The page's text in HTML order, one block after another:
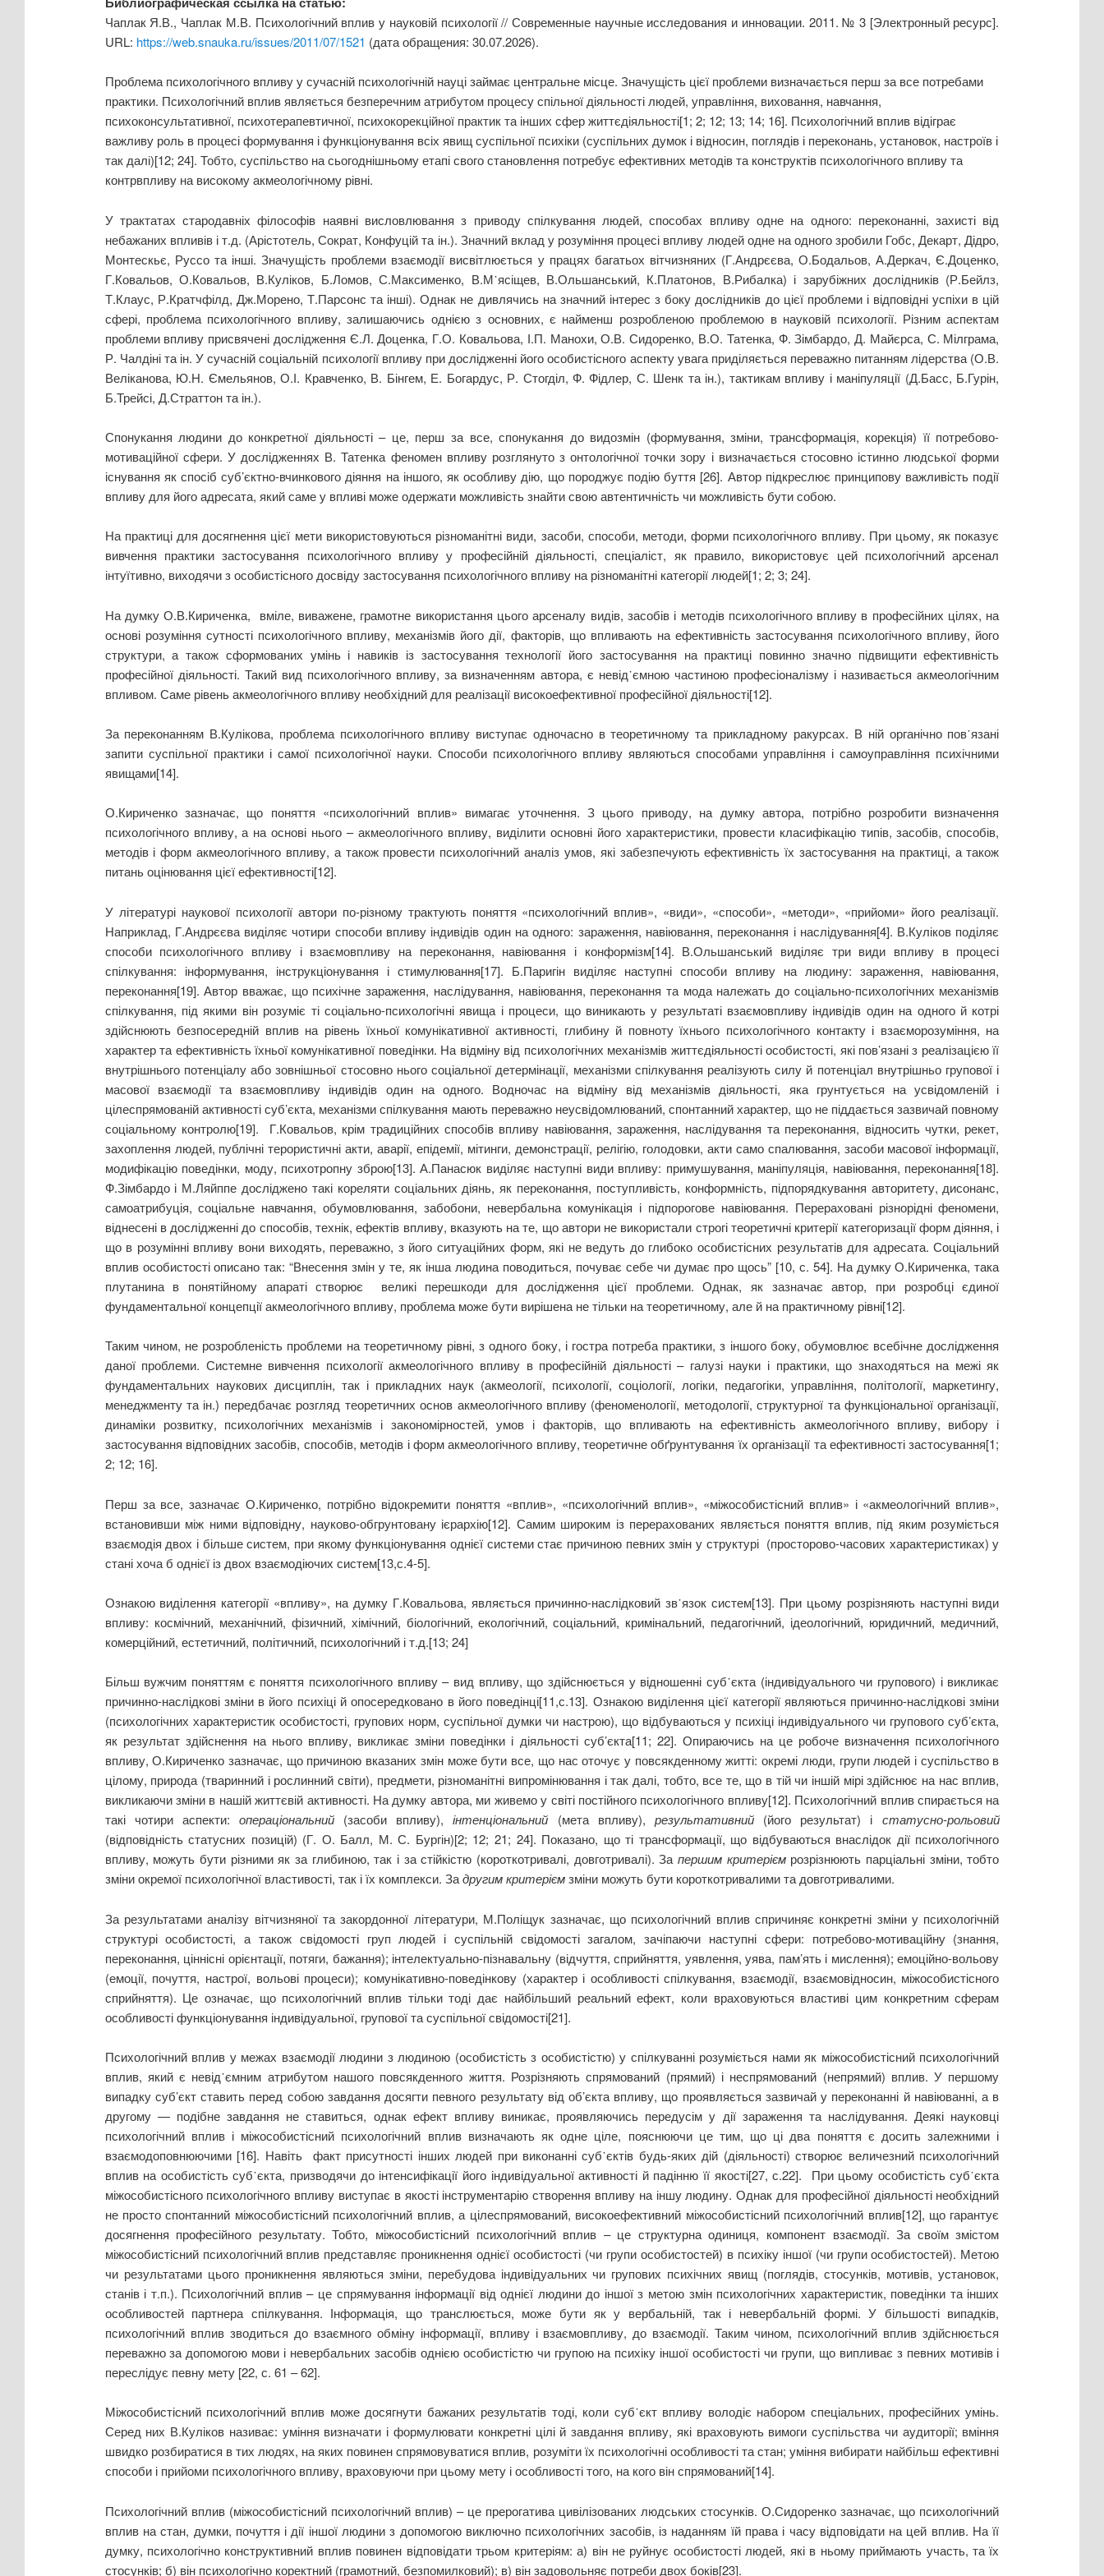
Чаплак Я.В., Чаплак М.В. Психологічний вплив у науковій психології // Современные научные исследования и инновации. 2011. № 3 [Электронный ресурс].
URL: https://web.snauka.ru/issues/2011/07/1521 (дата обращения: 30.07.2026).
Проблема психологічного впливу у сучасній психологічній науці займає центральне місце. Значущість цієї проблеми визначається перш за все потребами
практики. Психологічний вплив являється безперечним атрибутом процесу спільної діяльності людей, управління, виховання, навчання,
психоконсультативної, психотерапевтичної, психокорекційної практик та інших сфер життєдіяльності[1; 2; 12; 13; 14; 16]. Психологічний вплив відіграє
важливу роль в процесі формування і функціонування всіх явищ суспільної психіки (суспільних думок і відносин, поглядів і переконань, установок, настроїв і
так далі)[12; 24]. Тобто, суспільство на сьогоднішньому етапі свого становлення потребує ефективних методів та конструктів психологічного впливу та
контрвпливу на високому акмеологічному рівні.
У трактатах стародавніх філософів наявні висловлювання з приводу спілкування людей, способах впливу одне на одного: переконанні, захисті від
небажаних впливів і т.д. (Арістотель, Сократ, Конфуцій та ін.). Значний вклад у розуміння процесі впливу людей одне на одного зробили Гобс, Декарт, Дідро,
Монтескьє, Руссо та інші. Значущість проблеми взаємодії висвітлюється у працях багатьох вітчизняних (Г.Андрєєва, О.Бодальов, А.Деркач, Є.Доценко,
Г.Ковальов, О.Ковальов, В.Куліков, Б.Ломов, С.Максименко, В.М᾽ясіщев, В.Ольшанський, К.Платонов, В.Рибалка) і зарубіжних дослідників (Р.Бейлз,
Т.Клаус, Р.Кратчфілд, Дж.Морено, Т.Парсонс та інші). Однак не дивлячись на значний інтерес з боку дослідників до цієї проблеми і відповідні успіхи в цій
сфері, проблема психологічного впливу, залишаючись однією з основних, є найменш розробленою проблемою в науковій психології. Різним аспектам
проблеми впливу присвячені дослідження Є.Л. Доценка, Г.О. Ковальова, І.П. Манохи, О.В. Сидоренко, В.О. Татенка, Ф. Зімбардо, Д. Майєрса, С. Мілграма,
Р. Чалдіні та ін. У сучасній соціальній психології впливу при дослідженні його особистісного аспекту увага приділяється переважно питанням лідерства (О.В.
Веліканова, Ю.Н. Ємельянов, О.І. Кравченко, В. Бінгем, Е. Богардус, Р. Стогділ, Ф. Фідлер, С. Шенк та ін.), тактикам впливу і маніпуляції (Д.Басс, Б.Гурін,
Б.Трейсі, Д.Страттон та ін.).
Спонукання людини до конкретної діяльності – це, перш за все, спонукання до видозмін (формування, зміни, трансформація, корекція) її потребово-
мотиваційної сфери. У дослідженнях В. Татенка феномен впливу розглянуто з онтологічної точки зору і визначається стосовно істинно людської форми
існування як спосіб суб’єктно-вчинкового діяння на іншого, як особливу дію, що породжує подію буття [26]. Автор підкреслює принципову важливість події
впливу для його адресата, який саме у впливі може одержати можливість знайти свою автентичність чи можливість бути собою.
На практиці для досягнення цієї мети використовуються різноманітні види, засоби, способи, методи, форми психологічного впливу. При цьому, як показує
вивчення практики застосування психологічного впливу у професійній діяльності, спеціаліст, як правило, використовує цей психологічний арсенал
інтуїтивно, виходячи з особистісного досвіду застосування психологічного впливу на різноманітні категорії людей[1; 2; 3; 24].
На думку О.В.Кириченка, вміле, виважене, грамотне використання цього арсеналу видів, засобів і методів психологічного впливу в професійних цілях, на
основі розуміння сутності психологічного впливу, механізмів його дії, факторів, що впливають на ефективність застосування психологічного впливу, його
структури, а також сформованих умінь і навиків із застосування технології його застосування на практиці повинно значно підвищити ефективність
професійної діяльності. Такий вид психологічного впливу, за визначенням автора, є невід᾽ємною частиною професіоналізму і називається акмеологічним
впливом. Саме рівень акмеологічного впливу необхідний для реалізації високоефективної професійної діяльності[12].
За переконанням В.Кулікова, проблема психологічного впливу виступає одночасно в теоретичному та прикладному ракурсах. В ній органічно пов᾽язані
запити суспільної практики і самої психологічної науки. Способи психологічного впливу являються способами управління і самоуправління психічними
явищами[14].
О.Кириченко зазначає, що поняття «психологічний вплив» вимагає уточнення. З цього приводу, на думку автора, потрібно розробити визначення
психологічного впливу, а на основі нього – акмеологічного впливу, виділити основні його характеристики, провести класифікацію типів, засобів, способів,
методів і форм акмеологічного впливу, а також провести психологічний аналіз умов, які забезпечують ефективність їх застосування на практиці, а також
питань оцінювання цієї ефективності[12].
У літературі наукової психології автори по-різному трактують поняття «психологічний вплив», «види», «способи», «методи», «прийоми» його реалізації.
Наприклад, Г.Андрєєва виділяє чотири способи впливу індивідів один на одного: зараження, навіювання, переконання і наслідування[4]. В.Куліков поділяє
способи психологічного впливу і взаємовпливу на переконання, навіювання і конформізм[14]. В.Ольшанський виділяє три види впливу в процесі
спілкування: інформування, інструкціонування і стимулювання[17]. Б.Паригін виділяє наступні способи впливу на людину: зараження, навіювання,
переконання[19]. Автор вважає, що психічне зараження, наслідування, навіювання, переконання та мода належать до соціально-психологічних механізмів
спілкування, під якими він розуміє ті соціально-психологічні явища і процеси, що виникають у результаті взаємовпливу індивідів один на одного й котрі
здійснюють безпосередній вплив на рівень їхньої комунікативної активності, глибину й повноту їхнього психологічного контакту і взаєморозуміння, на
характер та ефективність їхньої комунікативної поведінки. На відміну від психологічних механізмів життєдіяльності особистості, які пов’язані з реалізацією її
внутрішнього потенціалу або зовнішньої стосовно нього соціальної детермінації, механізми спілкування реалізують силу й потенціал внутрішньо групової і
масової взаємодії та взаємовпливу індивідів один на одного. Водночас на відміну від механізмів діяльності, яка грунтується на усвідомленій і
цілеспрямованій активності суб’єкта, механізми спілкування мають переважно неусвідомлюваний, спонтанний характер, що не піддається зазвичай повному
соціальному контролю[19]. Г.Ковальов, крім традиційних способів впливу навіювання, зараження, наслідування та переконання, відносить чутки, рекет,
захоплення людей, публічні терористичні акти, аварії, епідемії, мітинги, демонстрації, релігію, голодовки, акти само спалювання, засоби масової інформації,
модифікацію поведінки, моду, психотропну зброю[13]. А.Панасюк виділяє наступні види впливу: примушування, маніпуляція, навіювання, переконання[18].
Ф.Зімбардо і М.Ляйппе досліджено такі кореляти соціальних діянь, як переконання, поступливість, конформність, підпорядкування авторитету, дисонанс,
самоатрибуція, соціальне навчання, обумовлювання, забобони, невербальна комунікація і підпорогове навіювання. Перераховані різнорідні феномени,
віднесені в дослідженні до способів, технік, ефектів впливу, вказують на те, що автори не використали строгі теоретичні критерії категоризації форм діяння, і
що в розумінні впливу вони виходять, переважно, з його ситуаційних форм, які не ведуть до глибоко особистісних результатів для адресата. Соціальний
вплив особистості описано так: “Внесення змін у те, як інша людина поводиться, почуває себе чи думає про щось” [10, с. 54]. На думку О.Кириченка, така
плутанина в понятійному апараті створює великі перешкоди для дослідження цієї проблеми. Однак, як зазначає автор, при розробці єдиної
фундаментальної концепції акмеологічного впливу, проблема може бути вирішена не тільки на теоретичному, але й на практичному рівні[12].
Таким чином, не розробленість проблеми на теоретичному рівні, з одного боку, і гостра потреба практики, з іншого боку, обумовлює всебічне дослідження
даної проблеми. Системне вивчення психології акмеологічного впливу в професійній діяльності – галузі науки і практики, що знаходяться на межі як
фундаментальних наукових дисциплін, так і прикладних наук (акмеології, психології, соціології, логіки, педагогіки, управління, політології, маркетингу,
менеджменту та ін.) передбачає розгляд теоретичних основ акмеологічного впливу (феноменології, методології, структурної та функціональної організації,
динаміки розвитку, психологічних механізмів і закономірностей, умов і факторів, що впливають на ефективність акмеологічного впливу, вибору і
застосування відповідних засобів, способів, методів і форм акмеологічного впливу, теоретичне обґрунтування їх організації та ефективності застосування[1;
2; 12; 16].
Перш за все, зазначає О.Кириченко, потрібно відокремити поняття «вплив», «психологічний вплив», «міжособистісний вплив» і «акмеологічний вплив»,
встановивши між ними відповідну, науково-обгрунтовану ієрархію[12]. Самим широким із перерахованих являється поняття вплив, під яким розуміється
взаємодія двох і більше систем, при якому функціонування однієї системи стає причиною певних змін у структурі (просторово-часових характеристиках) у
стані хоча б однієї із двох взаємодіючих систем[13,с.4-5].
Ознакою виділення категорії «впливу», на думку Г.Ковальова, являється причинно-наслідковий зв᾽язок систем[13]. При цьому розрізняють наступні види
впливу: космічний, механічний, фізичний, хімічний, біологічний, екологічний, соціальний, кримінальний, педагогічний, ідеологічний, юридичний, медичний,
комерційний, естетичний, політичний, психологічний і т.д.[13; 24]
Більш вужчим поняттям є поняття психологічного впливу – вид впливу, що здійснюється у відношенні суб᾽єкта (індивідуального чи групового) і викликає
причинно-наслідкові зміни в його психіці й опосередковано в його поведінці[11,с.13]. Ознакою виділення цієї категорії являються причинно-наслідкові зміни
(психологічних характеристик особистості, групових норм, суспільної думки чи настрою), що відбуваються у психіці індивідуального чи групового суб’єкта,
як результат здійснення на нього впливу, викликає зміни поведінки і діяльності суб’єкта[11; 22]. Опираючись на це робоче визначення психологічного
впливу, О.Кириченко зазначає, що причиною вказаних змін може бути все, що нас оточує у повсякденному житті: окремі люди, групи людей і суспільство в
цілому, природа (тваринний і рослинний світи), предмети, різноманітні випромінювання і так далі, тобто, все те, що в тій чи іншій мірі здійснює на нас вплив,
викликаючи зміни в нашій життєвій активності. На думку автора, ми живемо у світі постійного психологічного впливу[12]. Психологічний вплив спирається на
такі чотири аспекти:операціональний (засоби впливу),інтенціональний (мета впливу), результативний(його результат) і статусно-рольовий
(відповідність статусних позицій) (Г. О. Балл, М. С. Бургін)[2; 12; 21; 24]. Показано, що ті трансформації, що відбуваються внаслідок дії психологічного
впливу, можуть бути різними як за глибиною, так і за стійкістю (короткотривалі, довготривалі). Запершим критеріємрозрізнюють парціальні зміни, тобто
зміни окремої психологічної властивості, так і їх комплекси. Задругим критеріємзміни можуть бути короткотривалими та довготривалими.
За результатами аналізу вітчизняної та закордонної літератури, М.Поліщук зазначає, що психологічний вплив спричиняє конкретні зміни у психологічній
структурі особистості, а також свідомості груп людей і суспільній свідомості загалом, зачіпаючи наступні сфери: потребово-мотиваційну (знання,
переконання, ціннісні орієнтації, потяги, бажання); інтелектуально-пізнавальну (відчуття, сприйняття, уявлення, уява, пам’ять і мислення); емоційно-вольову
(емоції, почуття, настрої, вольові процеси); комунікативно-поведінкову (характер і особливості спілкування, взаємодії, взаємовідносин, міжособистісного
сприйняття). Це означає, що психологічний вплив тільки тоді дає найбільший реальний ефект, коли враховуються властиві цим конкретним сферам
особливості функціонування індивідуальної, групової та суспільної свідомості[21].
Психологічний вплив у межах взаємодії людини з людиною (особистість з особистістю) у спілкуванні розуміється нами як міжособистісний психологічний
вплив, який є невід᾽ємним атрибутом нашого повсякденного життя. Розрізняють спрямований (прямий) і неспрямований (непрямий) вплив. У першому
випадку суб’єкт ставить перед собою завдання досягти певного результату від об’єкта впливу, що проявляється зазвичай у переконанні й навіюванні, а в
другому — подібне завдання не ставиться, однак ефект впливу виникає, проявляючись передусім у дії зараження та наслідування. Деякі науковці
психологічний вплив і міжособистісний психологічний вплив визначають як одне ціле, пояснюючи це тим, що ці два поняття є досить залежними і
взаємодоповнюючими [16]. Навіть факт присутності інших людей при виконанні суб᾽єктів будь-яких дій (діяльності) створює величезний психологічний
вплив на особистість суб᾽єкта, призводячи до інтенсифікації його індивідуальної активності й падінню її якості[27, с.22]. При цьому особистість суб᾽єкта
міжособистісного психологічного впливу виступає в якості інструментарію створення впливу на іншу людину. Однак для професійної діяльності необхідний
не просто спонтанний міжособистісний психологічний вплив, а цілеспрямований, високоефективний міжособистісний психологічний вплив[12], що гарантує
досягнення професійного результату. Тобто, міжособистісний психологічний вплив – це структурна одиниця, компонент взаємодії. За своїм змістом
міжособистісний психологічний вплив представляє проникнення однієї особистості (чи групи особистостей) в психіку іншої (чи групи особистостей). Метою
чи результатами цього проникнення являються зміни, перебудова індивідуальних чи групових психічних явищ (поглядів, стосунків, мотивів, установок,
станів і т.п.). Психологічний вплив – це спрямування інформації від однієї людини до іншої з метою змін психологічних характеристик, поведінки та інших
особливостей партнера спілкування. Інформація, що транслюється, може бути як у вербальній, так і невербальній формі. У більшості випадків,
психологічний вплив зводиться до взаємного обміну інформації, впливу і взаємовпливу, до взаємодії. Таким чином, психологічний вплив здійснюється
переважно за допомогою мови і невербальних засобів однією особистістю чи групою на психіку іншої особистості чи групи, що випливає з певних мотивів і
переслідує певну мету [22, с. 61 – 62].
Міжособистісний психологічний вплив може досягнути бажаних результатів тоді, коли суб᾽єкт впливу володіє набором спеціальних, професійних умінь.
Серед них В.Куліков називає: уміння визначати і формулювати конкретні цілі й завдання впливу, які враховують вимоги суспільства чи аудиторії; вміння
швидко розбиратися в тих людях, на яких повинен спрямовуватися вплив, розуміти їх психологічні особливості та стан; уміння вибирати найбільш ефективні
способи і прийоми психологічного впливу, враховуючи при цьому мету і особливості того, на кого він спрямований[14].
Психологічний вплив (міжособистісний психологічний вплив) – це прерогатива цивілізованих людських стосунків. О.Сидоренко зазначає, що психологічний
вплив на стан, думки, почуття і дії іншої людини з допомогою виключно психологічних засобів, із наданням їй права і часу відповідати на цей вплив. На її
думку, психологічно конструктивний вплив повинен відповідати трьом критеріям: а) він не руйнує особистості людей, які в ньому приймають участь, та їх
стосунків; б) він психологічно коректний (грамотний, безпомилковий); в) він задовольняє потреби двох боків[23].